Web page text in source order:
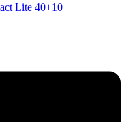
Lite 40+10